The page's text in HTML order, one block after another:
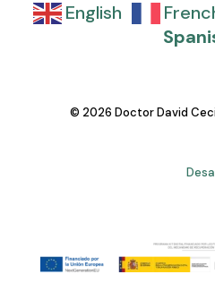
English
© 2026 Doctor David